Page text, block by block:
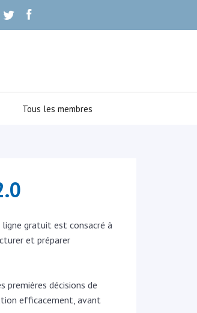
. .
Tous les membres
gratuit est consacré à
et préparer
premières décisions de
efficacement, avant